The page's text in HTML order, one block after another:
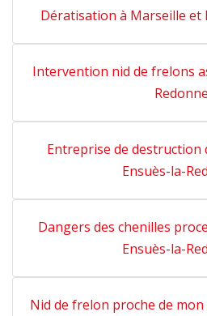
Dératisation à Marseille et
Intervention nid de frelons
Redonne
Entreprise de destruction
Ensuès-la-
Dangers des chenilles
Ensuès-la-
Nid de frelon proche de